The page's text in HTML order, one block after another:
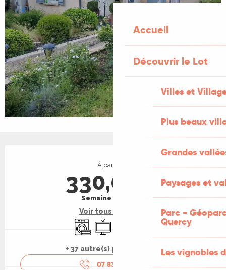
Accueil
Découvrir le Lot
Villes et
Plus beaux
Grandes
Paysages et
Parc -
Quercy
Les vignobles
Ouverture et coordonnées
À partir de
330,00 €
Semaine (meublé)
Voir tous les tarifs
Lave linge
Télévision
+ 37 autre(s) prestation(s)
07 83 52 71